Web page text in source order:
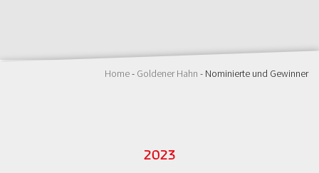
Home- Goldener Hahn - Nominierte und Gewinner
2023